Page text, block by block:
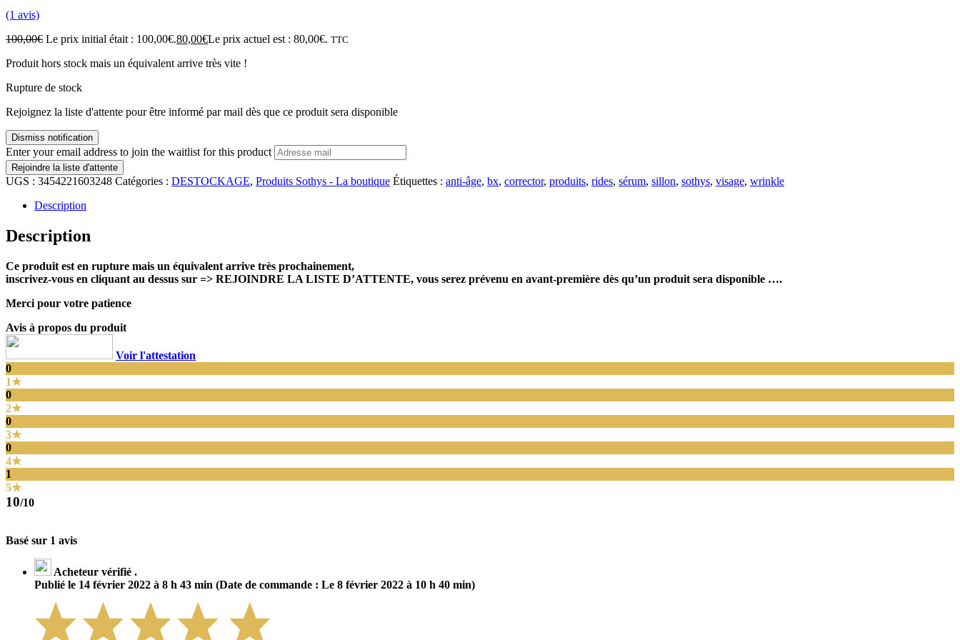
(1 avis)
100,00€ Le prix initial était : 100,00€.80,00€Le prix actuel est : 80,00€. TTC
Produit hors stock mais un équivalent arrive très vite !
Rupture de stock
Rejoignez la liste d'attente pour être informé par mail dès que ce produit sera disponible
Dismiss notification
Enter your email address to join the waitlist for this product
Rejoindre la liste d'attente
UGS : 3454221603248 Catégories : DESTOCKAGE, Produits Sothys - La boutique Étiquettes : anti-âge, bx, corrector, produits, rides, sérum, sillon, sothys, visage, wrinkle
Description
Description
Ce produit est en rupture mais un équivalent arrive très prochainement,
inscrivez-vous en cliquant au dessus sur => REJOINDRE LA LISTE D’ATTENTE, vous serez prévenu en avant-première dès qu’un produit sera disponible ….
Merci pour votre patience
Avis à propos du produit
Voir l'attestation
0
1★
0
2★
0
3★
0
4★
1
5★
10/10
Basé sur 1 avis
Acheteur vérifié .
Publié le 14 février 2022 à 8 h 43 min (Date de commande : Le 8 février 2022 à 10 h 40 min)